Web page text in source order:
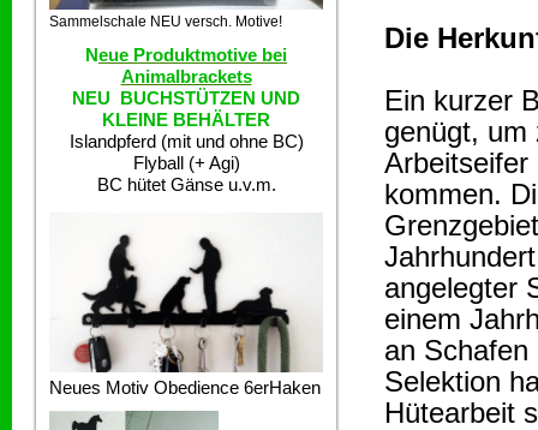
Sammelschale NEU versch. Motive!
Neue Produktmotive bei
Animalbrackets
NEU BUCHSTÜTZEN UND
KLEINE BEHÄLTER
Islandpferd (mit und ohne BC)
Flyball (+ Agi)
BC hütet Gänse u.v.m.
Neues Motiv Obedience 6erHaken
Die
Ein kurzer
genügt, um
Arbeitseifer
kommen.
angelegter
einem
an
Selektion
Hütearbeit